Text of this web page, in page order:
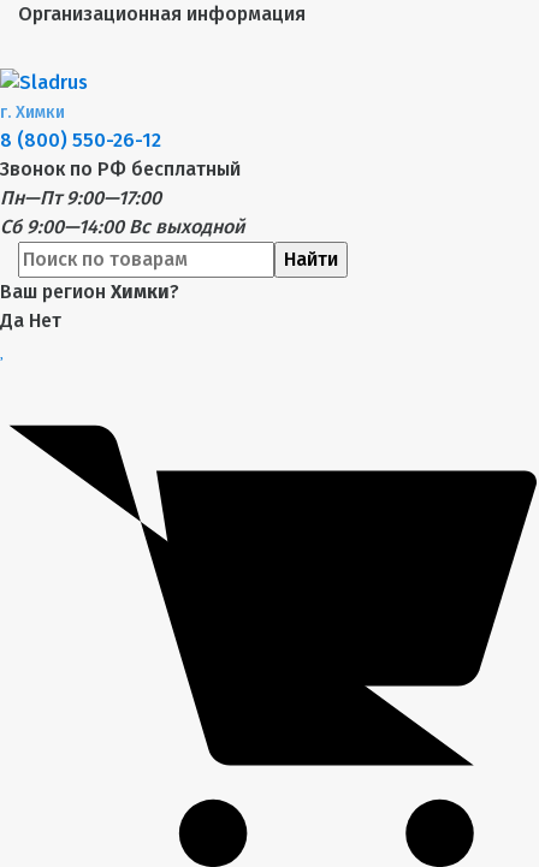
Организационная информация
г. Химки
8 (800) 550-26-12
Звонок по РФ бесплатный
Пн—Пт 9:00—17:00
Сб 9:00—14:00 Вс выходной
Найти
Ваш регион Химки?
Да Нет